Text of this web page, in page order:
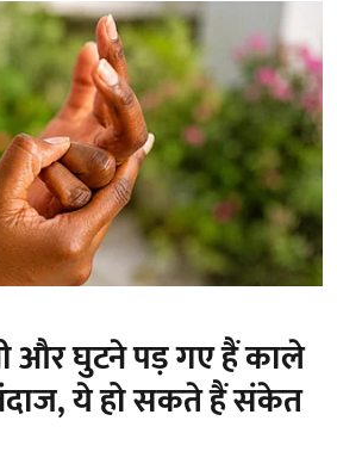
और घुटने पड़ गए हैं काले
ये हो सकते हैं संकेत